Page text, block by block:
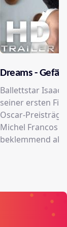
Dreams -
Ballettstar Isaac
seiner ersten
Oscar-
Michel Francos
beklemmend